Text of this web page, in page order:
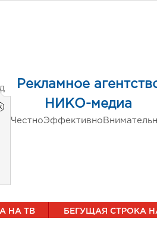
Рекламное
НИКО-медиа
ЧестноЭффективно
НА ТВ БЕГУЩАЯ СТРОКА